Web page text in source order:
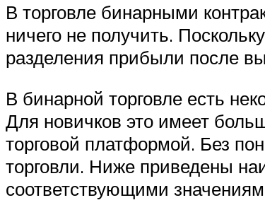
В торговле бинарными
ничего не получить.
разделения прибыли после
В бинарной торговле есть
Для новичков это имеет
торговой платформой. Без
торговли. Ниже приведены
соответствующими